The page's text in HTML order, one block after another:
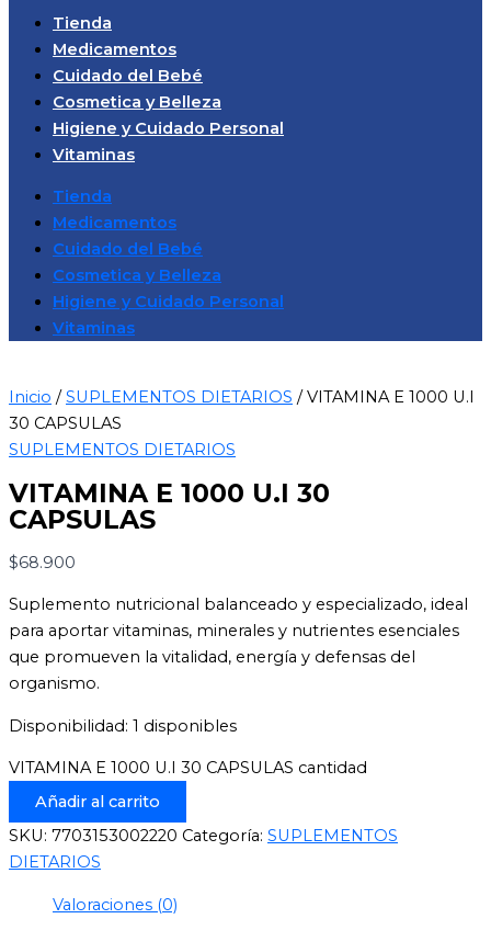
Tienda
Medicamentos
Cuidado del Bebé
Cosmetica y Belleza
Higiene y Cuidado Personal
Vitaminas
Tienda
Medicamentos
Cuidado del Bebé
Cosmetica y Belleza
Higiene y Cuidado Personal
Vitaminas
Inicio /SUPLEMENTOS DIETARIOS / VITAMINA E 1000 U.I
30 CAPSULAS
SUPLEMENTOS DIETARIOS
VITAMINA E 1000 U.I 30
CAPSULAS
$68.900
Suplemento nutricional balanceado y especializado, ideal
para aportar vitaminas, minerales y nutrientes esenciales
que promueven la vitalidad, energía y defensas del
organismo.
Disponibilidad: 1 disponibles
VITAMINA E 1000 U.I 30 CAPSULAS cantidad
Añadir al carrito
SKU: 7703153002220 Categoría: SUPLEMENTOS
DIETARIOS
Valoraciones (0)